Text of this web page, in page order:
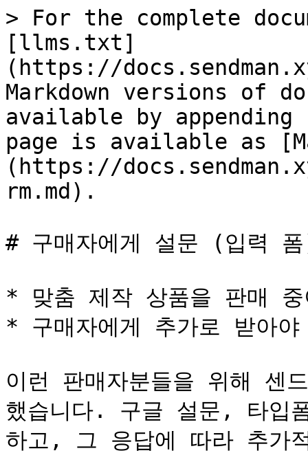
> For the complete
[llms.txt]
(https://
Markdown versions of
available by
page is available as
(https://
rm.md).
# 구매자에게 설문 (입력
* 맞춤 제작 상품을 판매 중
* 구매자에게 추가로 받아
이런 판매자분들을 위해
했습니다. 구글 설문, 타입
하고, 그 응답에 따라 추가